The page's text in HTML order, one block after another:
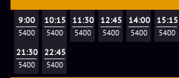
9:00
5400
10:15
5400
11:30
5400
12:45
5400
14:00
5400
15:15
5400
21:30
5400
22:45
5400